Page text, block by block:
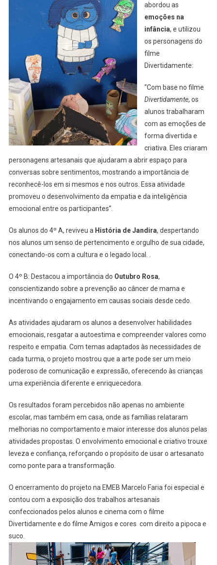
abordou as
emoções na
infância, e utilizou
os personagens do
filme
Divertidamente:
“Com base no filme
Divertidamente, os
alunos trabalharam
com as emoções de
forma divertida e
criativa. Eles criaram
personagens artesanais que ajudaram a abrir espaço para
conversas sobre sentimentos, mostrando a importância de
reconhecê-los em si mesmos e nos outros. Essa atividade
promoveu o desenvolvimento da empatia e da inteligência
emocional entre os participantes”.
Os alunos do 4º A, reviveu a História de Jandira, despertando
nos alunos um senso de pertencimento e orgulho de sua cidade,
conectando-os com a cultura e o legado local. .
O 4º B: Destacou a importância do Outubro Rosa,
conscientizando sobre a prevenção ao câncer de mama e
incentivando o engajamento em causas sociais desde cedo.
As atividades ajudaram os alunos a desenvolver habilidades
emocionais, resgatar a autoestima e compreender valores como
respeito e empatia. Com temas adaptados às necessidades de
cada turma, o projeto mostrou que a arte pode ser um meio
poderoso de comunicação e expressão, oferecendo às crianças
uma experiência diferente e enriquecedora.
Os resultados foram percebidos não apenas no ambiente
escolar, mas também em casa, onde as famílias relataram
melhorias no comportamento e maior interesse dos alunos pelas
atividades propostas. O envolvimento emocional e criativo trouxe
leveza e confiança, reforçando o propósito de usar o artesanato
como ponte para a transformação.
O encerramento do projeto na EMEB Marcelo Faria foi especial e
contou com a exposição dos trabalhos artesanais
confeccionados pelos alunos e cinema com o filme
Divertidamente e do filme Amigos e cores com direito a pipoca e
suco.